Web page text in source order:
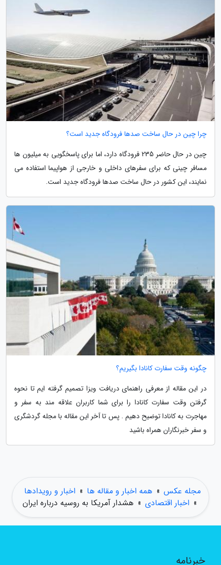
چرا چین در حال ساخت صدها فرودگاه جدید است؟
چین در حال حاضر 235 فرودگاه دارد، اما برای پاسخگویی به میلیون ها
مسافر چینی که برای سفرهای داخلی و خارجی از هواپیما استفاده می
نمایند، این کشور در حال ساخت صدها فرودگاه جدید است.
چگونه وقت سفارت کانادا بگیریم؟
در این مقاله از معرفی راهنمای دریافت ویزا تصمیم گرفته ایم تا نحوه
گرفتن وقت سفارت کانادا را برای شما کاربران علاقه مند به سفر و
مهاجرت به کانادا توضیح دهیم . پس تا آخر این مقاله با مجله گردشگری
و سفر خبرنگاران همراه باشید
مجله عکس » همه اخبار و مقاله ها » اخبار و رویدادها
» اخبار اقتصادی » هشدار آمریکا به روسیه درباره ایران
خبرنامه